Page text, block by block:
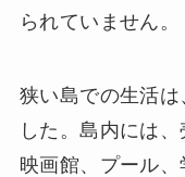
られていません。
狭い島での生活
した。島内には
映画館、プール